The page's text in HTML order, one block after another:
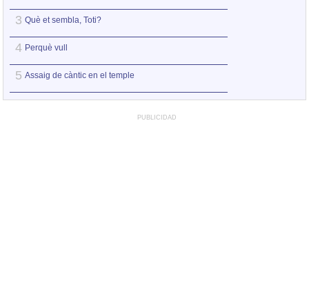
3 Què et sembla, Toti?
4 Perquè vull
5 Assaig de càntic en el temple
PUBLICIDAD